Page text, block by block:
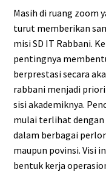
Masih di ruang zoom
turut memberikan
misi SD IT Rabbani.
pentingnya
berprestasi secara
rabbani menjadi
sisi akademiknya.
mulai terlihat dengan
dalam berbagai
maupun povinsi. Visi
bentuk kerja